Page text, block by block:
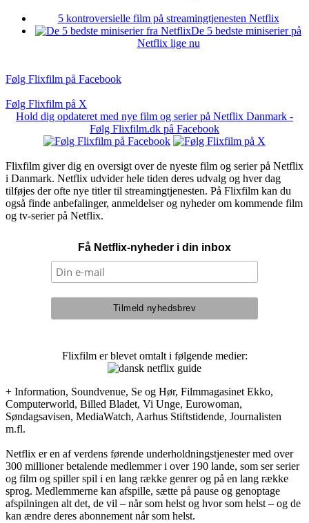
5 kontroversielle film på streamingtjenesten Netflix
De 5 bedste miniserier på
Netflix lige nu
Følg Flixfilm på Facebook
Følg Flixfilm på X
Hold dig opdateret med nye film og serier på Netflix Danmark -
Følg Flixfilm.dk på Facebook
Flixfilm giver dig en oversigt over de nyeste film og serier på Netflix
i Danmark. Netflix udvider hele tiden deres udvalg og hver dag
tilføjes der ofte nye titler til streamingtjenesten. På Flixfilm kan du
også finde anbefalinger, anmeldelser og nyheder om kommende film
og tv-serier på Netflix.
Få Netflix-nyheder i din inbox
Flixfilm er blevet omtalt i følgende medier:
+ Information, Soundvenue, Se og Hør, Filmmagasinet Ekko,
Computerworld, Billed Bladet, Vi Unge, Eurowoman,
Søndagsavisen, MediaWatch, Aarhus Stiftstidende, Journalisten
m.fl.
Netflix er en af verdens førende underholdningstjenester med over
300 millioner betalende medlemmer i over 190 lande, som ser serier
og film og spiller spil i en lang række genrer og på en lang række
sprog. Medlemmerne kan afspille, sætte på pause og genoptage
afspilningen alt det, de vil – når som helst og hvor som helst – og de
kan ændre deres abonnement når som helst.